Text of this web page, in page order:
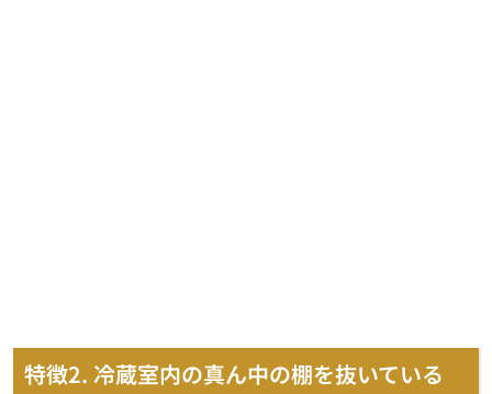
特徴2. 冷蔵室内の真ん中の棚を抜いている